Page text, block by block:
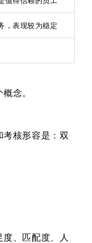
，表现较为稳定
念。
考核形容是：双
、匹配度、人